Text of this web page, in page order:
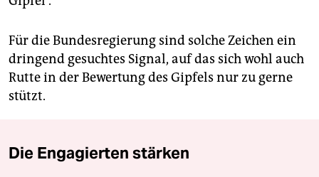
Für die Bundesregierung sind solche Zeichen ein
dringend gesuchtes Signal, auf das sich wohl auch
Rutte in der Bewertung des Gipfels nur zu gerne
stützt.
Die Engagierten stärken